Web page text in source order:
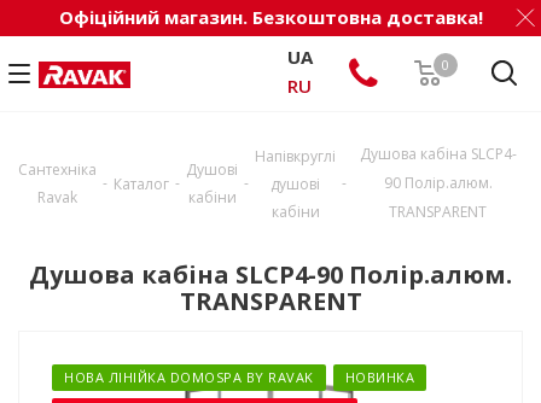
Офіційний магазин. Безкоштовна доставка!
0
UA
RU
Сантехніка
Ravak
- Каталог -
Душові
кабіни
-
Напівкруглі
душові
кабіни
-
Душова кабіна SLCP4-
90 Полір.алюм.
TRANSPARENT
Душова кабіна SLCP4-90 Полір.алюм.
TRANSPARENT
НОВА ЛІНІЙКА DOMOSPA BY RAVAK НОВИНКА